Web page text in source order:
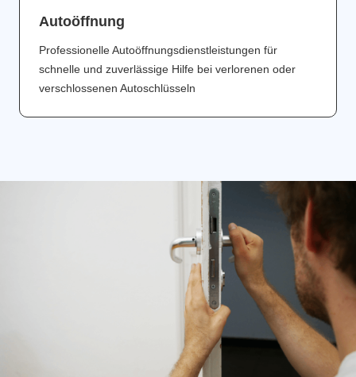
Аutoöffnung
Professionelle Autoöffnungsdienstleistungen für
schnelle und zuverlässige Hilfe bei verlorenen oder
verschlossenen Autoschlüsseln